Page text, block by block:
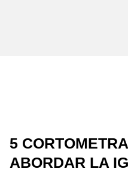
5
ABORDAR LA